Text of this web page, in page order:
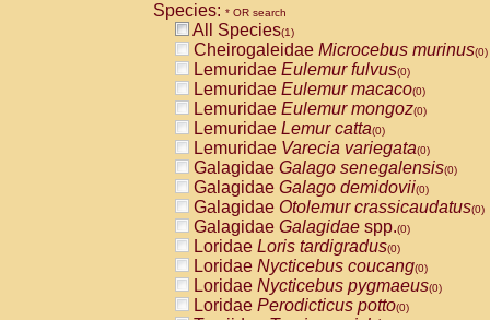
CebidaeCebus capucinus
CebidaeCebus nigrivittatus
CebidaeCebus spp.(0)
CebidaeSaimiri boliviensis(0)
CebidaeSaimiri sciureus(0)
AtelidaeAlouatta caraya(0)
AtelidaeAlouatta fusca(0)
AtelidaeAlouatta seniculus(0)
AtelidaeAlouattaspp.(0)
AtelidaeAteles belzebuth(0)
AtelidaeAteles geoffroyi(0)
AtelidaeAteles paniscus(0)
AtelidaeAtelesspp.(0)
AtelidaeLagothrix lagothricha(0)
AtelidaeLagothrix lagothricha cana
PitheciidaeCacajao calvus
Species: * OR search
All Species(1)
Cheirogaleidae Microcebus murinus(0)
Lemuridae Eulemur fulvus(0)
Lemuridae Eulemur macaco(0)
Lemuridae Eulemur mongoz(0)
Lemuridae Lemur catta(0)
Lemuridae Varecia variegata(0)
Galagidae Galago senegalensis(0)
Galagidae Galago demidovii(0)
Galagidae Otolemur crassicaudatus(0)
Galagidae Galagidae spp.(0)
Loridae Loris tardigradus(0)
Loridae Nycticebus coucang(0)
Loridae Nycticebus pygmaeus(0)
Loridae Perodicticus potto(0)